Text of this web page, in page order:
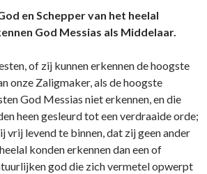
en Schepper van het heelal
God Messias als Middelaar.
of zij kunnen erkennen de hoogste
onze Zaligmaker, als de hoogste
God Messias niet erkennen, en die
heen gesleurd tot een verdraaide orde;
vrij levend te binnen, dat zij geen ander
konden erkennen dan een of
god die zich vermetel opwerpt